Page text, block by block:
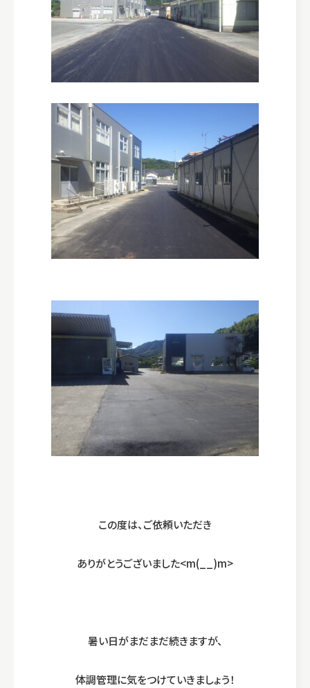
この度は、ご依頼いただき
ありがとうございました<m(__)m>
暑い日がまだまだ続きますが、
体調管理に気をつけていきましょう！